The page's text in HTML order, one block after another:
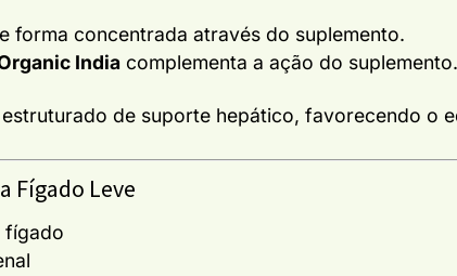
forma concentrada através do suplemento.
India complementa a ação do suplemento.
de suporte hepático, favorecendo o
Fígado Leve
fígado